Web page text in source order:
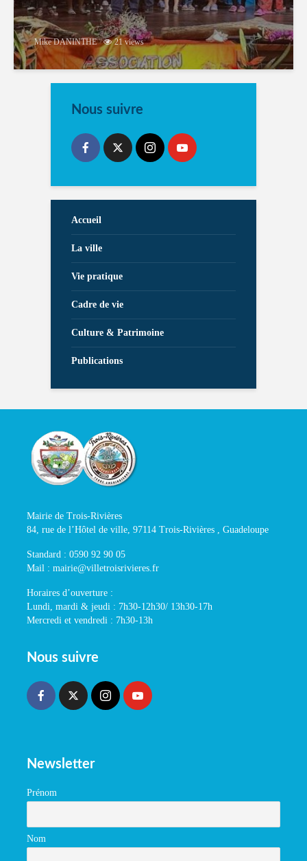
Mike DANINTHE 21 views
Nous suivre
Accueil
La ville
Vie pratique
Cadre de vie
Culture & Patrimoine
Publications
Mairie de Trois-Rivières
84, rue de l’Hôtel de ville, 97114 Trois-Rivières , Guadeloupe
Standard : 0590 92 90 05
Mail : mairie@villetroisrivieres.fr
Horaires d’ouverture :
Lundi, mardi & jeudi : 7h30-12h30/ 13h30-17h
Mercredi et vendredi : 7h30-13h
Nous suivre
Newsletter
Prénom
Nom